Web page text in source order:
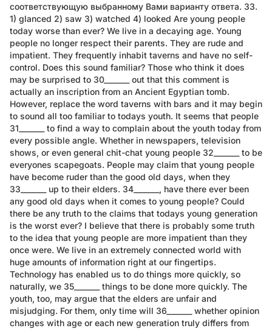
соответствующую выбранному Вами варианту ответа. 33.
1) glanced 2) saw 3) watched 4) looked Are young people
today worse than ever? We live in a decaying age. Young
people no longer respect their parents. They are rude and
impatient. They frequently inhabit taverns and have no self-
control. Does this sound familiar? Those who think it does
may be surprised to 30_______ out that this comment is
actually an inscription from an Ancient Egyptian tomb.
However, replace the word taverns with bars and it may begin
to sound all too familiar to todays youth. It seems that people
31_______ to find a way to complain about the youth today from
every possible angle. Whether in newspapers, television
shows, or even general chit-chat young people 32_______ to be
everyones scapegoats. People may claim that young people
have become ruder than the good old days, when they
33_______ up to their elders. 34_______, have there ever been
any good old days when it comes to young people? Could
there be any truth to the claims that todays young generation
is the worst ever? I believe that there is probably some truth
to the idea that young people are more impatient than they
once were. We live in an extremely connected world with
huge amounts of information right at our fingertips.
Technology has enabled us to do things more quickly, so
naturally, we 35_______ things to be done more quickly. The
youth, too, may argue that the elders are unfair and
misjudging. For them, only time will 36_______ whether opinion
changes with age or each new generation truly differs from